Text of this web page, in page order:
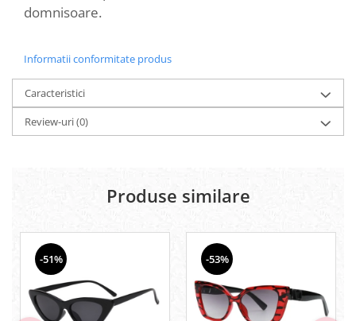
domnisoare.
Informatii conformitate produs
Caracteristici
Review-uri(0)
Produse similare
-51% -53%